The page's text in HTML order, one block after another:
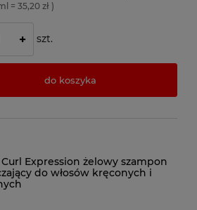
= 35,20 zł )
+ szt.
do koszyka
Expression żelowy szampon
do włosów kręconych i